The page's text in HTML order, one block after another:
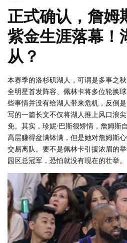
正式确认，詹姆
紫金生涯落幕！
从？
本赛季的洛杉矶湖人，可谓是多事之
全明星首发阵容、佩林卡将多位轮换
些事情并没有给湖人带来危机，反倒
写的一篇长文不仅将湖人推上风口浪
免。其实，珍妮·巴斯很矫情，詹姆斯
高层赚得盆满钵满，但是她对詹姆斯
交易离队。要不是佩林卡引援浓眉的
园区总冠军，恐怕就没有现在的壮举。